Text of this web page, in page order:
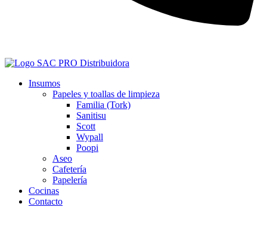
Insumos
Papeles y toallas de limpieza
Familia (Tork)
Sanitisu
Scott
Wypall
Poopi
Aseo
Cafetería
Papelería
Cocinas
Contacto